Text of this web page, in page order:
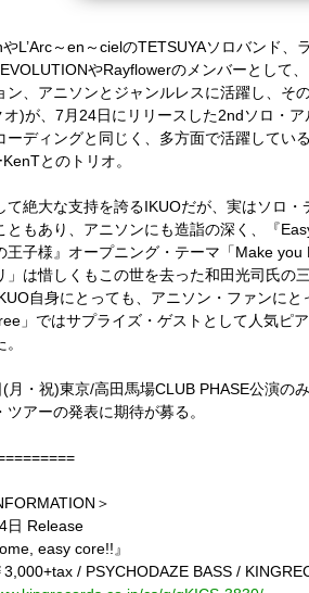
L’Arc～en～cielのTETSUYAソロバンド
やRayflowerのメンバーとして
ン、アニソンとジャンルレスに活躍し、
オ)が、7月24日にリリースした2ndソロ・
ーディングと同じく、多方面で活躍して
とのトリオ。
て絶大な支持を誇るIKUOだが、実はソロ
ともあり、アニソンにも造詣の深く、『
王子様』オープニング・テーマ「Make
」は惜しくもこの世を去った和田光司氏の
自身にとっても、アニソン・ファンにと
」ではサプライズ・ゲストとして人気ピ
月・祝)東京/高田馬場CLUB PHASE公演の
ツアーの発表に期待が募る。
＞
日 Release
easy core!!』
/ PSYCHODAZE BASS /